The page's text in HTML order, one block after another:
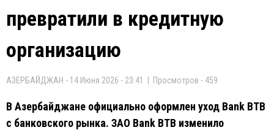
превратили в кредитную
организацию
АЗЕРБАЙДЖАН - 14 Июня 2026 - 23:41 | Просмотров - 459
В Азербайджане официально оформлен уход Bank BTB
с банковского рынка. ЗАО Bank BTB изменило